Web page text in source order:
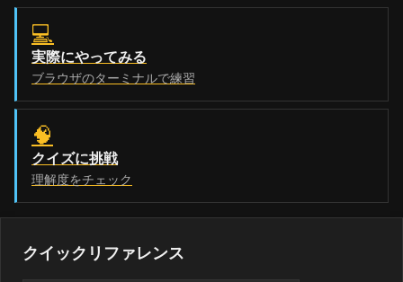
💻
実際にやってみる
ブラウザのターミナルで練習
🧠
クイズに挑戦
理解度をチェック
クイックリファレンス